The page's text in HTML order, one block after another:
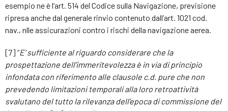
esempio ne è l’art. 514 del Codice sulla Navigazione, previsione
ripresa anche dal generale rinvio contenuto dall’art. 1021 cod.
nav., nlle assicurazioni contro i rischi della navigazione aerea.
[7] “E’ sufficiente al riguardo considerare che la
prospettazione dell’immeritevolezza è in via di principio
infondata con riferimento alle clausole c.d. pure che non
prevedendo limitazioni temporali alla loro retroattività
svalutano del tutto la rilevanza dell’epoca di commissione del